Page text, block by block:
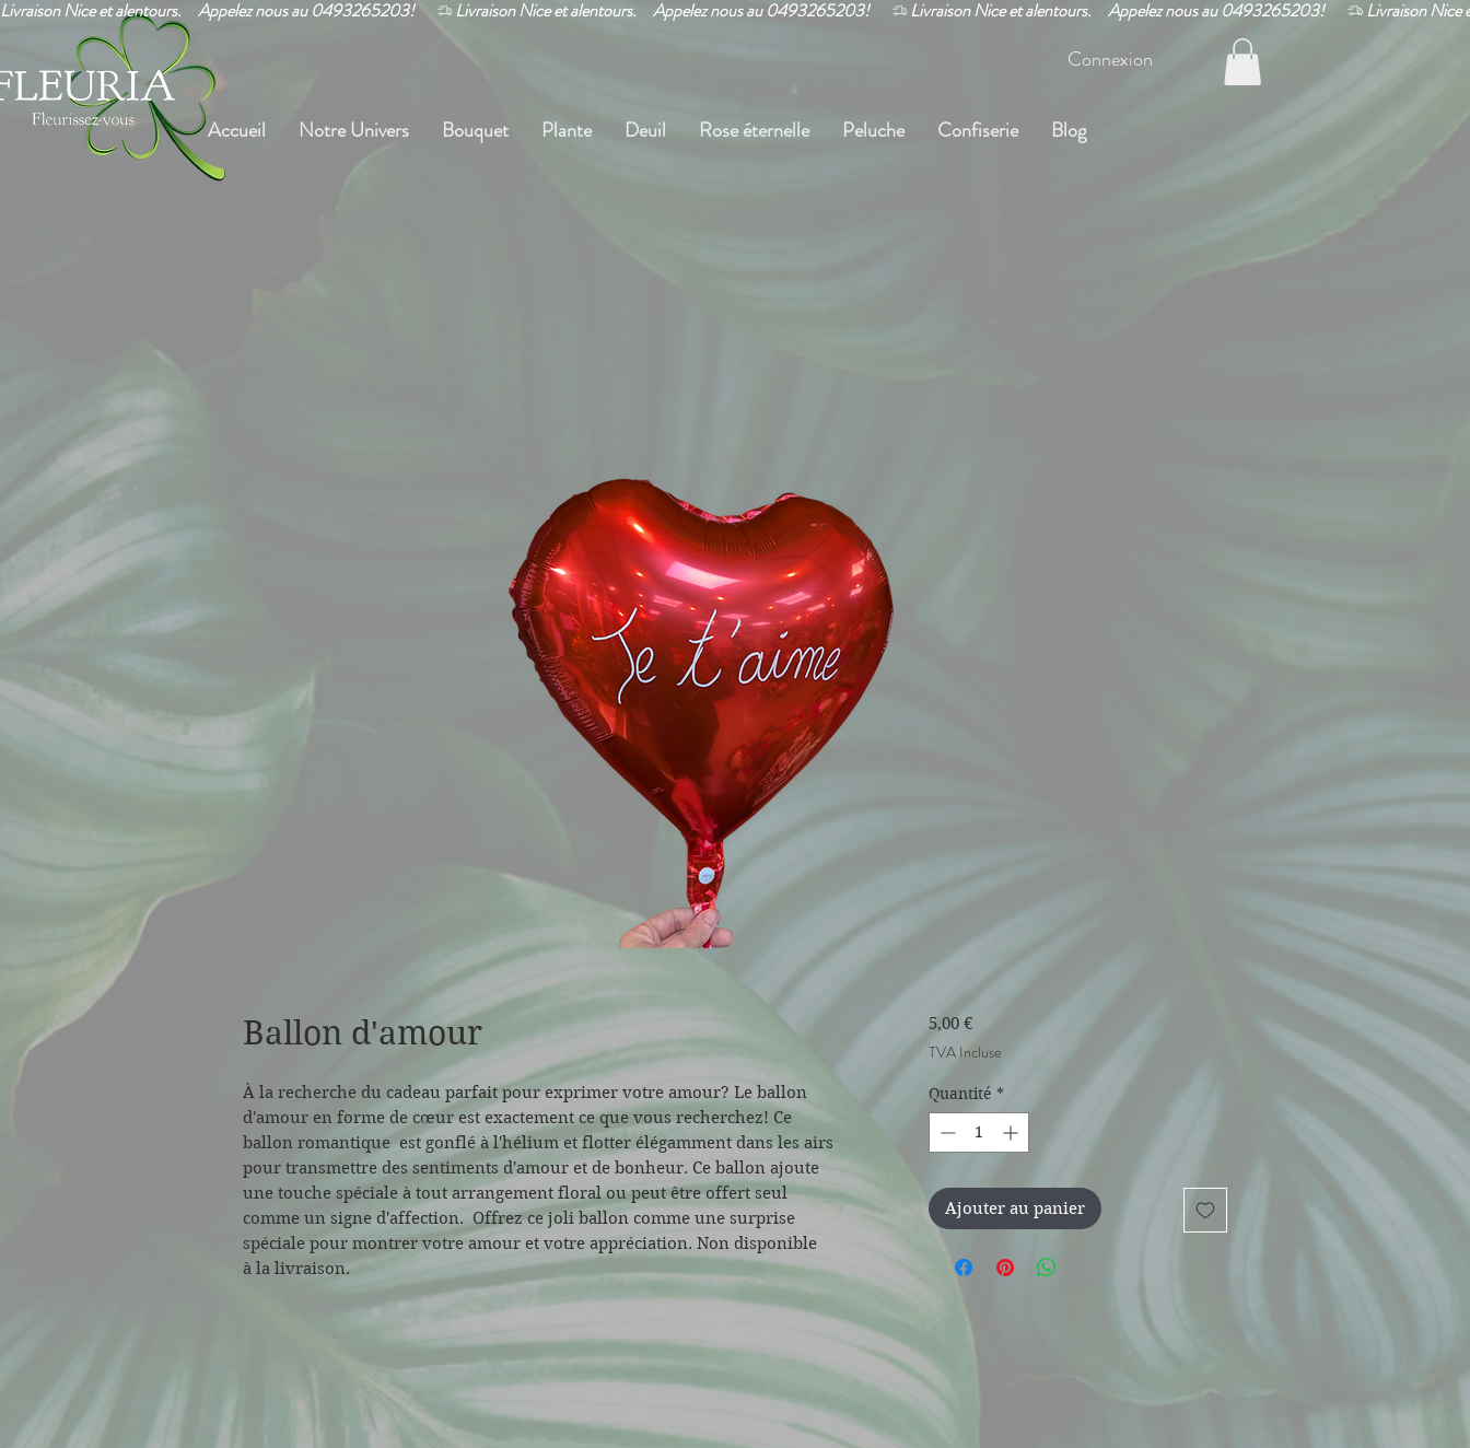
Livraison Nice et alentours.     Appelez nous au 0493265203!
Accueil Notre Univers Bouquet Plante Deuil Rose éternelle Peluche Confiserie Blog
Connexion
Ballon d'amour
À la recherche du cadeau parfait pour exprimer votre amour? Le ballon
d'amour en forme de cœur est exactement ce que vous recherchez! Ce
ballon romantique est gonflé à l'hélium et flotter élégamment dans les airs
pour transmettre des sentiments d'amour et de bonheur. Ce ballon ajoute
une touche spéciale à tout arrangement floral ou peut être offert seul
comme un signe d'affection. Offrez ce joli ballon comme une surprise
spéciale pour montrer votre amour et votre appréciation. Non disponible
à la livraison.
5,00 €Prix
TVA Incluse
Quantité *
Ajouter au panier